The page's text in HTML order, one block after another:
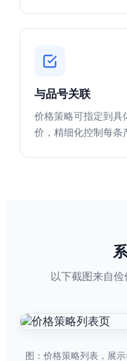
与品号关联
价格策略可指定到具
价，精细化控制每条
以下截图来自俭
图：价格策略列表，展